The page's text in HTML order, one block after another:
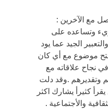
مع الآخرين :
وتساعده على
الجيد عما يود
موضوع مع أي كان
نجاح علاقاته مع
وتقديرهم .وقد دلت
كثيرأ يشارك اكثر
والأجتماعية .